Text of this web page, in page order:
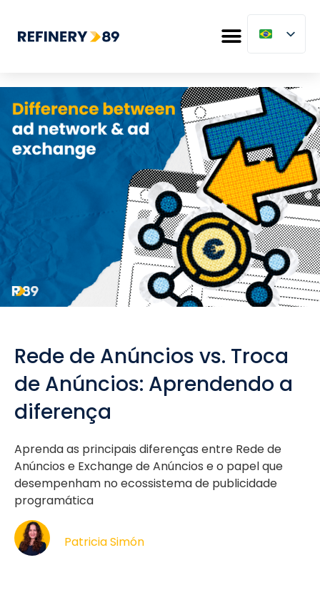
Rede de Anúncios vs. Troca
de Anúncios: Aprendendo a
diferença
Aprenda as principais diferenças entre Rede de
Anúncios e Exchange de Anúncios e o papel que
desempenham no ecossistema de publicidade
programática
Patricia Simón